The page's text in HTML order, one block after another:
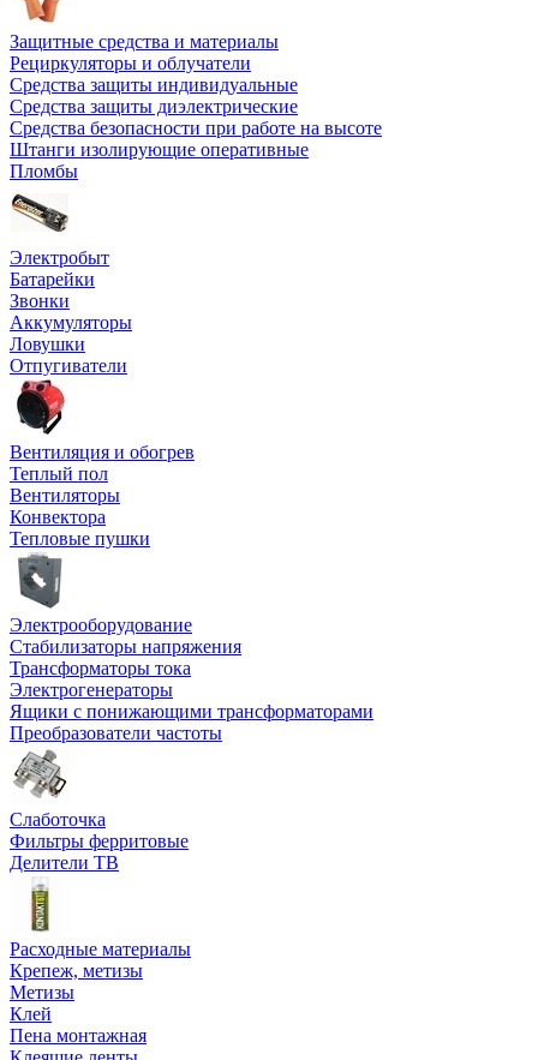
Защитные средства и материалы
Рециркуляторы и облучатели
Средства защиты индивидуальные
Средства защиты диэлектрические
Средства безопасности при работе на высоте
Штанги изолирующие оперативные
Пломбы
Электробыт
Батарейки
Звонки
Аккумуляторы
Ловушки
Отпугиватели
Вентиляция и обогрев
Теплый пол
Вентиляторы
Конвектора
Тепловые пушки
Электрооборудование
Стабилизаторы напряжения
Трансформаторы тока
Электрогенераторы
Ящики с понижающими трансформаторами
Преобразователи частоты
Слаботочка
Фильтры ферритовые
Делители ТВ
Расходные материалы
Крепеж, метизы
Метизы
Клей
Пена монтажная